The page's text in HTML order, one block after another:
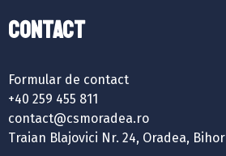
Contact
Formular de contact
+40 259 455 811
contact@csmoradea.ro
Traian Blajovici Nr. 24, Oradea, Bihor